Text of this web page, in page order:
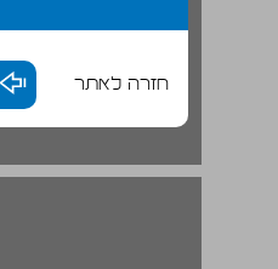
חזרה לאתר